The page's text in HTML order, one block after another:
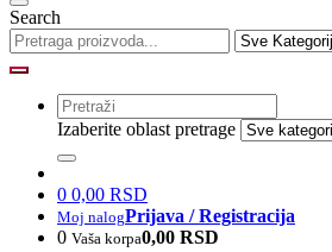
Search
Izaberite oblast pretrage
0 0,00 RSD
Moj nalogPrijava / Registracija
0 Vaša korpa0,00 RSD